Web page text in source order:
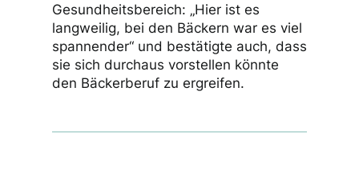
Gesundheitsbereich: „Hier ist es
langweilig, bei den Bäckern war es viel
spannender“ und bestätigte auch, dass
sie sich durchaus vorstellen könnte
den Bäckerberuf zu ergreifen.